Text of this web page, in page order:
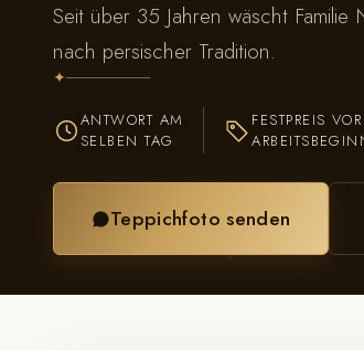
Seit über 35 Jahren wäscht
nach persischer Tradition.
✦
ANTWORT AM
SELBEN TAG
FESTPREIS VOR
Teppichfoto senden